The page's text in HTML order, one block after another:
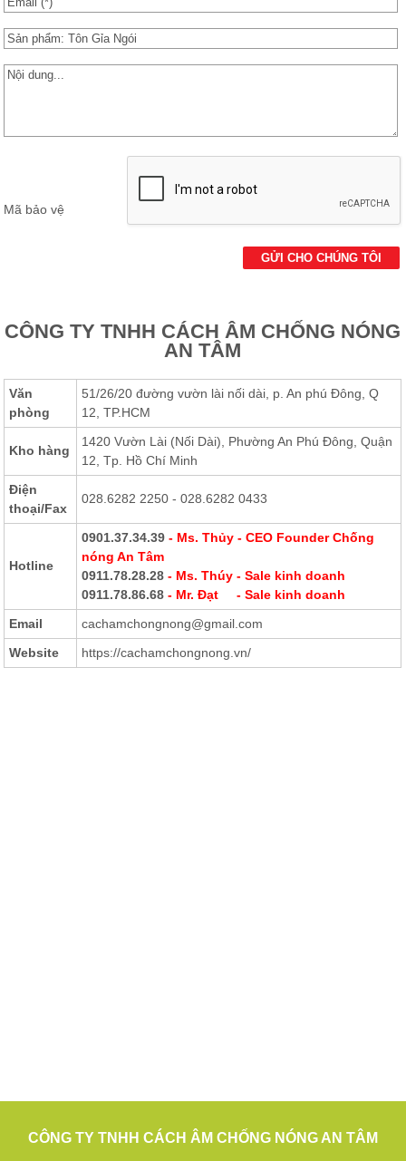
Các Loại Cửa
Ốc Vít
Cuộn Inox
Vật liệu Bảo Ôn | Cách Âm Chống Nóng An Tâm
Tấm lấy Sáng polycarbonate
Mã bảo vệ
CÔNG TY TNHH CÁCH ÂM CHỐNG NÓNG
AN TÂM
Văn
phòng
51/26/20 đường vườn lài nối dài, p. An phú Đông, Q
12, TP.HCM
Kho hàng
1420 Vườn Lài (Nối Dài), Phường An Phú Đông, Quận
12, Tp. Hồ Chí Minh
Điện
thoại/Fax
028.6282 2250 - 028.6282 0433
Hotline
0901.37.34.39 - Ms. Thủy - CEO Founder Chống
nóng An Tâm
0911.78.28.28 - Ms. Thúy - Sale kinh doanh
0911.78.86.68 - Mr. Đạt - Sale kinh doanh
Email
cachamchongnong@gmail.com
Website
https://cachamchongnong.vn/
CÔNG TY TNHH CÁCH ÂM CHỐNG NÓNG AN TÂM